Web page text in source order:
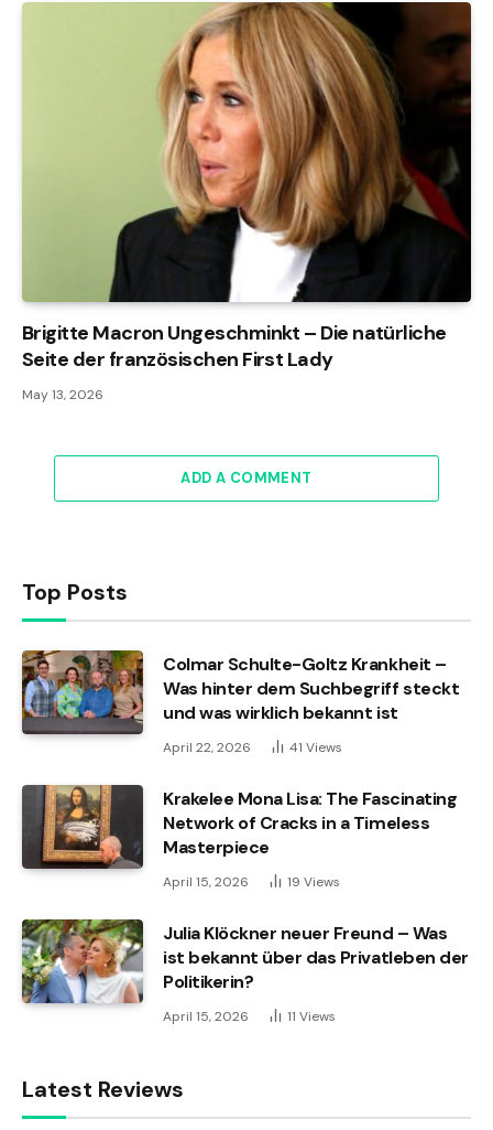
Brigitte Macron Ungeschminkt – Die natürliche
Seite der französischen First Lady
May 13, 2026
ADD A COMMENT
Top Posts
Colmar Schulte-Goltz Krankheit –
Was hinter dem Suchbegriff steckt
und was wirklich bekannt ist
April 22, 2026 41 Views
Krakelee Mona Lisa: The Fascinating
Network of Cracks in a Timeless
Masterpiece
April 15, 2026 19 Views
Julia Klöckner neuer Freund – Was
ist bekannt über das Privatleben der
Politikerin?
April 15, 2026 11 Views
Latest Reviews